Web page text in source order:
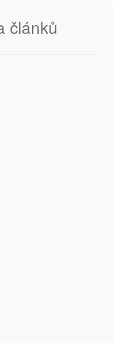
článků